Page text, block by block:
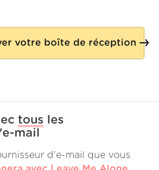
votre boîte de réception
tous
les
mail
d'e-mail que vous